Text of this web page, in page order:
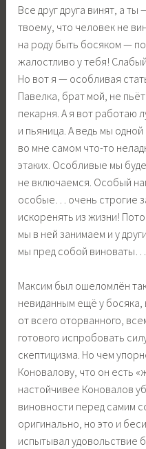
Все друг друга винят, а
твоему, что человек не
на роду быть босяком —
жалостливо у тебя!
Но вот я — особливая
Павелка, брат мой, не
пекарня. А я вот работаю
и пьяница. А ведь мы
во мне самом что-то
этаких. Особливые мы
не включаемся. Особый
особые… очень строгие
искоренять из жизни!
мы в ней занимаем и у
мы пред собой виноваты…
Максим был ошеломлён
невиданным ещё у
от всего оторванного,
готового испробовать
скептицизма. Но чем
Коновалову, что он есть
настойчивее Коновалов
виновности перед самим
оригинально, но это и
испытывал удовольствие